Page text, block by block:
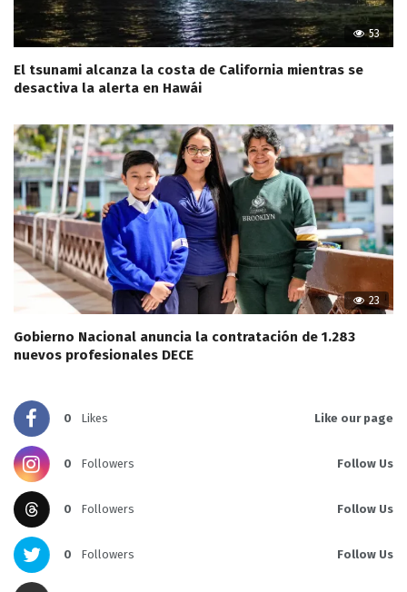
53
El tsunami alcanza la costa de California mientras se
desactiva la alerta en Hawái
23
Gobierno Nacional anuncia la contratación de 1.283
nuevos profesionales DECE
0 Likes Like our page
0 Followers Follow Us
0 Followers Follow Us
0 Followers Follow Us